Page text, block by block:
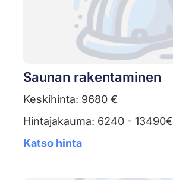
Saunan rakentaminen
Keskihinta: 9680 €
Hintajakauma: 6240 - 13490€
Katso hinta